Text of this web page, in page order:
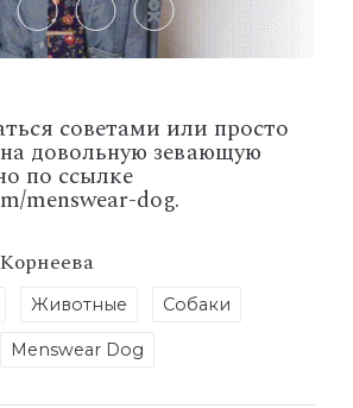
советами или просто
довольную зевающую
по ссылке
menswear-dog.
Животные Собаки
Menswear Dog